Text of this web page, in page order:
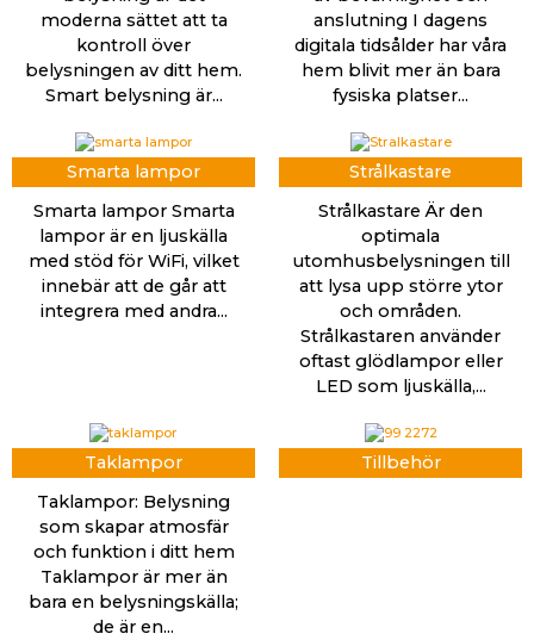
moderna sättet att ta
kontroll över
belysningen av ditt hem.
Smart belysning är...
anslutning I dagens
digitala tidsålder har våra
hem blivit mer än bara
fysiska platser...
Smarta lampor
Smarta lampor Smarta
lampor är en ljuskälla
med stöd för WiFi, vilket
innebär att de går att
integrera med andra...
Strålkastare
Strålkastare Är den
optimala
utomhusbelysningen till
att lysa upp större ytor
och områden.
Strålkastaren använder
oftast glödlampor eller
LED som ljuskälla,...
Taklampor
Taklampor: Belysning
som skapar atmosfär
och funktion i ditt hem
Taklampor är mer än
bara en belysningskälla;
de är en...
Tillbehör